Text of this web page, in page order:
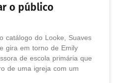
o público
catálogo do Looke, Suaves
gira em torno de Emily
de escola primária que
de uma igreja com um